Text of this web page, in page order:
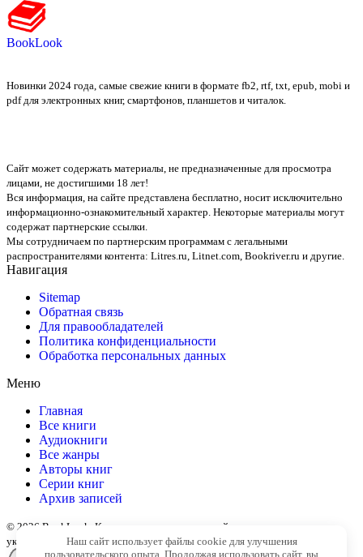
BookLook
Новинки 2024 года, самые свежие книги в формате fb2, rtf, txt, epub, mobi и
pdf для электронных книг, смартфонов, планшетов и читалок.
Сайт может содержать материалы, не предназначенные для просмотра
лицами, не достигшими 18 лет!
Вся информация, на сайте представлена бесплатно, носит исключительно
информационно-ознакомительный характер. Некоторые материалы могут
содержат партнерские ссылки.
Мы сотрудничаем по партнерским программам с легальными
распространителями контента: Litres.ru, Litnet.com, Bookriver.ru и другие.
Навигация
Sitemap
Обратная связь
Для правообладателей
Политика конфиденциальности
Обработка персональных данных
Меню
Главная
Все книги
Аудиокниги
Все жанры
Авторы книг
Серии книг
Архив записей
© 2026 BookLook. Копирование материалов сайта разрешено только с
указанием активной ссылки на источник
Наш сайт использует файлы cookie для улучшения
пользовательского опыта. Продолжая использовать сайт, вы